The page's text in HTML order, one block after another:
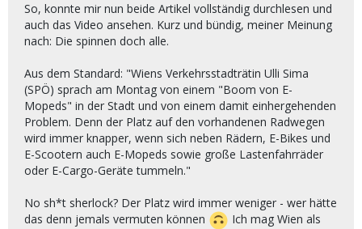
So, konnte mir nun beide Artikel vollständig durchlesen und
auch das Video ansehen. Kurz und bündig, meiner Meinung
nach: Die spinnen doch alle.
Aus dem Standard: "Wiens Verkehrsstadträtin Ulli Sima
(SPÖ) sprach am Montag von einem "Boom von E-
Mopeds" in der Stadt und von einem damit einhergehenden
Problem. Denn der Platz auf den vorhandenen Radwegen
wird immer knapper, wenn sich neben Rädern, E-Bikes und
E-Scootern auch E-Mopeds sowie große Lastenfahrräder
oder E-Cargo-Geräte tummeln."
No sh*t sherlock? Der Platz wird immer weniger - wer hätte
das denn jemals vermuten können
Ich mag Wien als